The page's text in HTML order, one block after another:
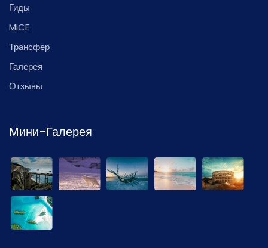
Гиды
MICE
Трансфер
Галерея
Отзывы
Мини-Галерея